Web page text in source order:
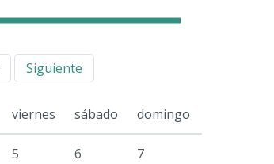
Siguiente
viernes sábado domingo
5 6 7